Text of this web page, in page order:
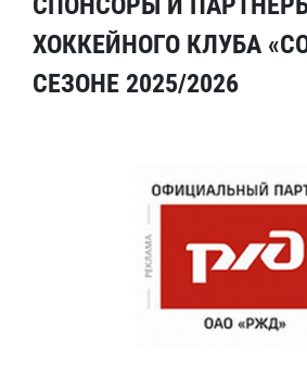
ХОККЕЙНОГО КЛУБА
СЕЗОНЕ 2025/2026